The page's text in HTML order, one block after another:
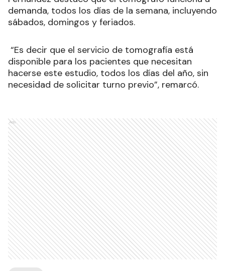
demanda, todos los días de la semana, incluyendo
sábados, domingos y feriados.
“Es decir que el servicio de tomografía está
disponible para los pacientes que necesitan
hacerse este estudio, todos los días del año, sin
necesidad de solicitar turno previo”, remarcó.
Ads